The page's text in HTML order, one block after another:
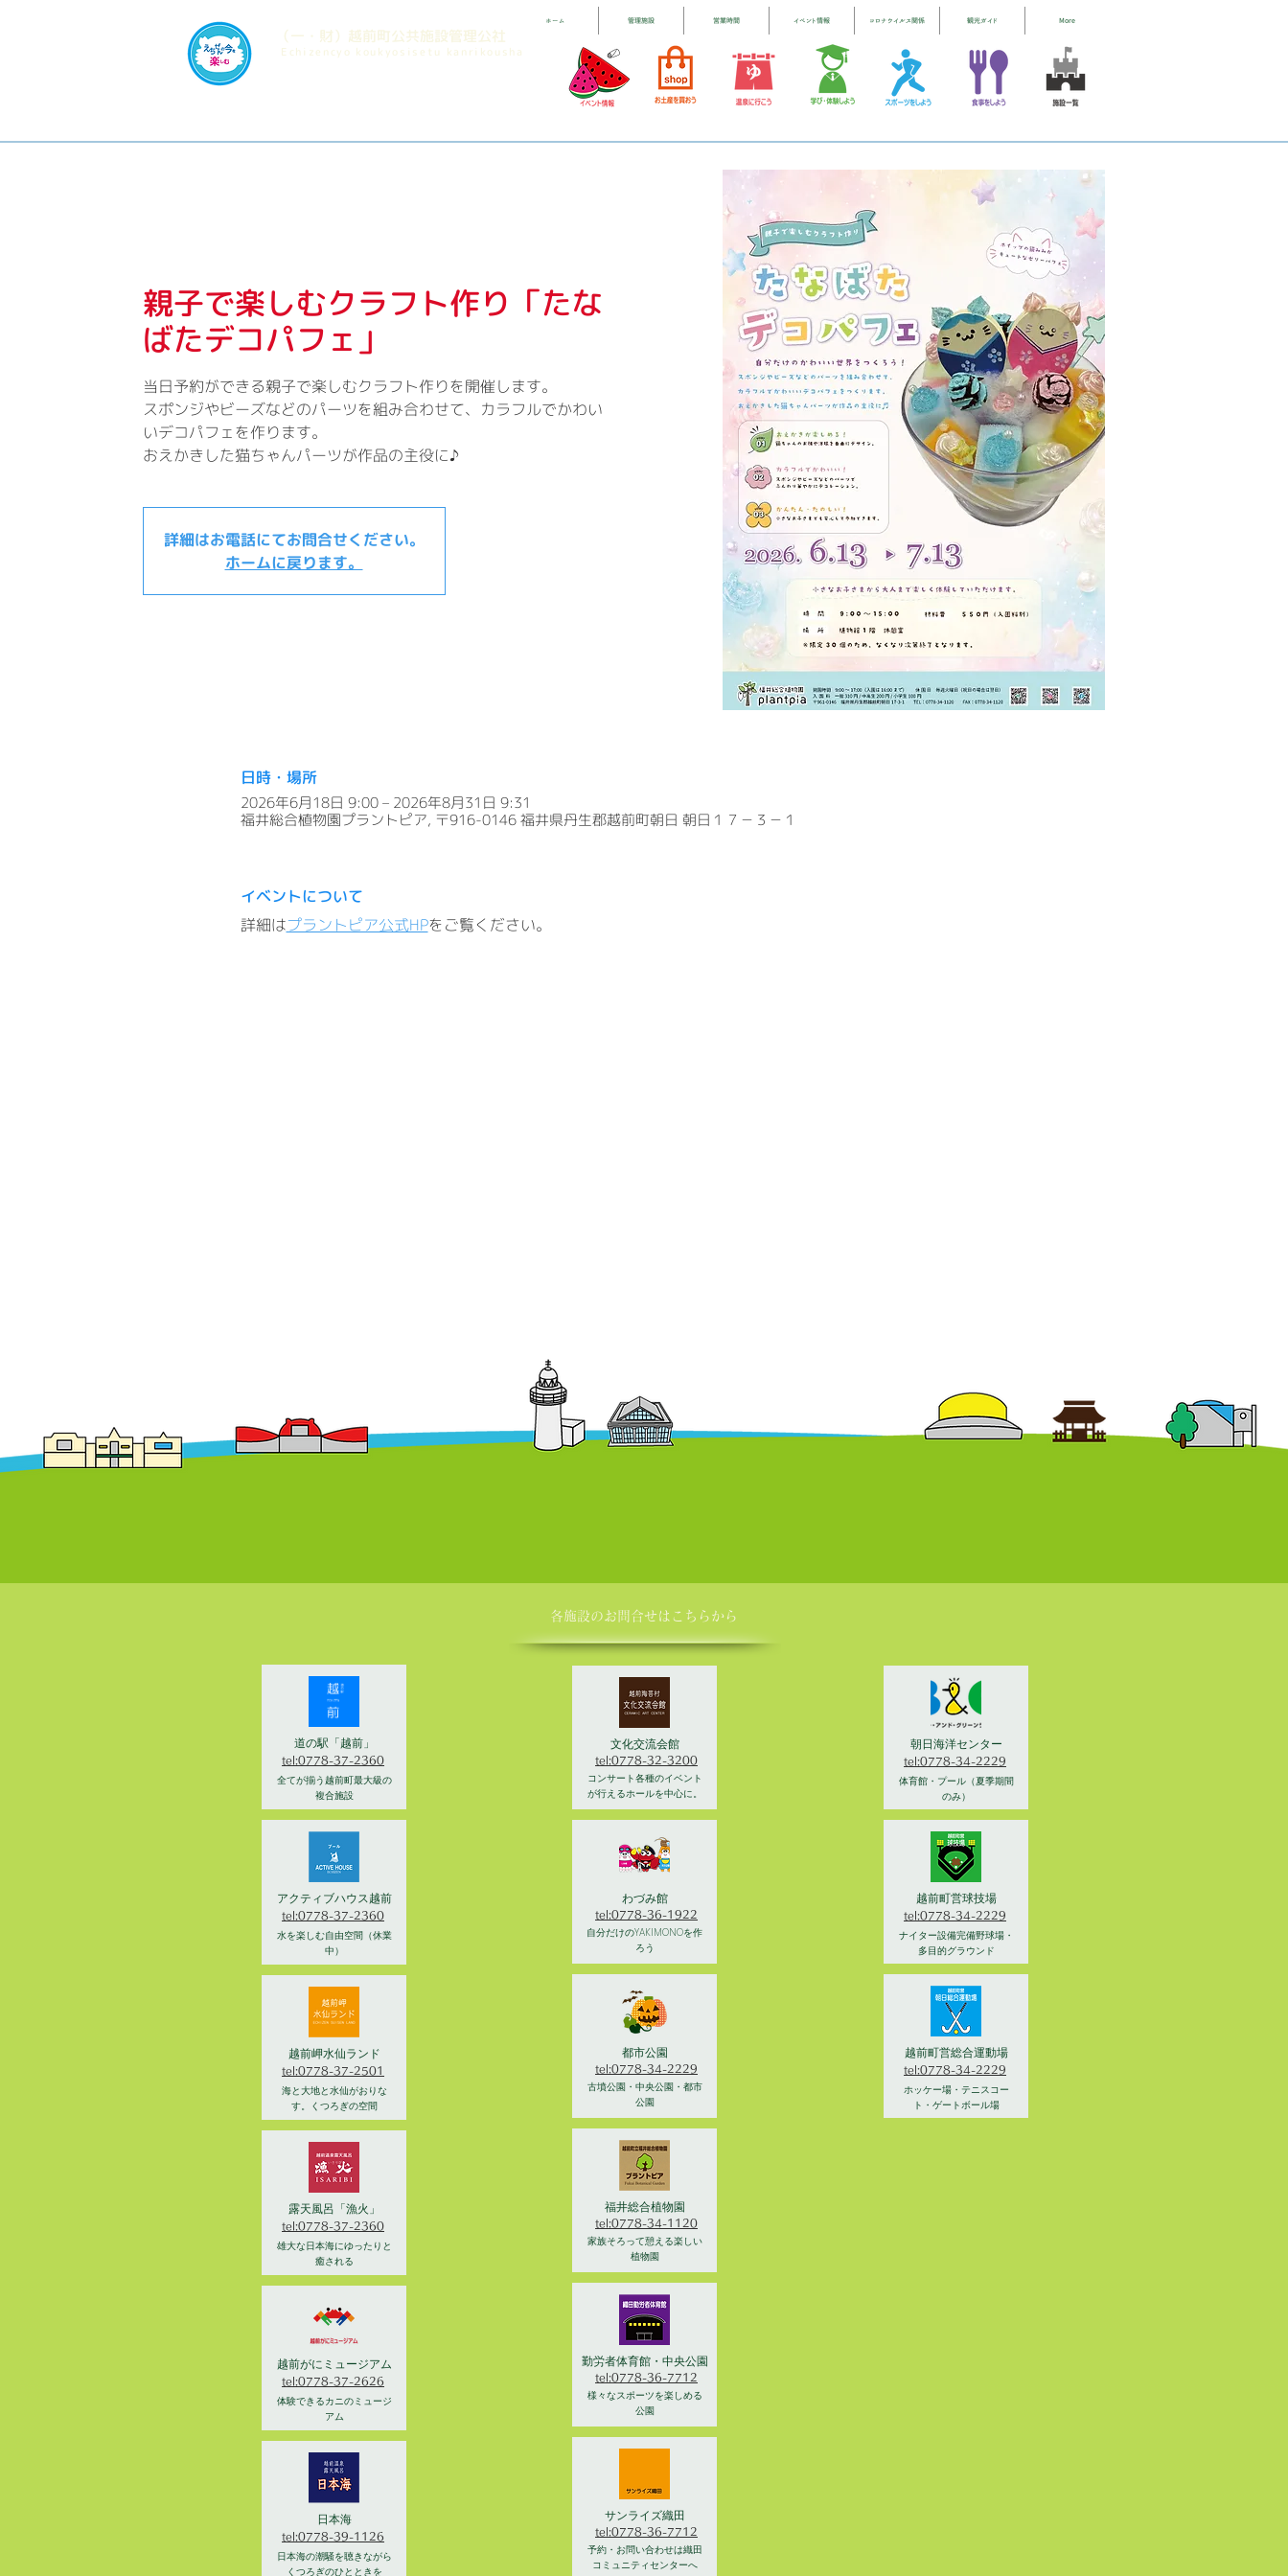
​（一・財）越前町公共施設管理公社
​Echizencyo koukyosisetu kanrikousha
ホーム 管理施設 営業時間 イベント情報 コロナウイルス関係 観光ガイド More
親子で楽しむクラフト作り「たな
ばたデコパフェ」
当日予約ができる親子で楽しむクラフト作りを開催します。
スポンジやビーズなどのパーツを組み合わせて、カラフルでかわい
いデコパフェを作ります。
おえかきした猫ちゃんパーツが作品の主役に♪
詳細はお電話にてお問合せください。
ホームに戻ります。
日時・場所
2026年6月18日 9:00 – 2026年8月31日 9:31
福井総合植物園プラントピア, 〒916-0146 福井県丹生郡越前町朝日 朝日１７－３－１
イベントについて
詳細はプラントピア公式HPをご覧ください。
各施設の​お問合せはこちらから
道の駅「越前」
tel:0778-37-2360
全てが揃う越前町最大級の
複合施設
アクティブハウス越前
tel:0778-37-2360
水を楽しむ自由空間（休業
中）
越前岬水仙ランド
tel:0778-37-2501
海と大地と水仙がおりな
す。くつろぎの空間
露天風呂「漁火」
tel:0778-37-2360
雄大な日本海にゆったりと
癒される
越前がにミュージアム
tel:0778-37-2626
体験できるカニのミュージ
アム
日本海
tel:0778-39-1126
日本海の潮騒を聴きながら
くつろぎのひとときを
文化交流会館
tel:0778-32-3200
コンサート各種のイベント
が行えるホールを中心に。
わづみ館
tel:0778-36-1922
自分だけのYAKIMONOを作
ろう
都市公園
tel:0778-34-2229
古墳公園・中央公園・都市
公園
福井総合植物園
tel:0778-34-1120
家族そろって憩える楽しい
植物園
勤労者体育館・中央公園
tel:0778-36-7712
様々なスポーツを楽しめる
公園
サンライズ織田
tel:0778-36-7712
予約・お問い合わせは織田
コミュニティセンターへ
朝日海洋センター
tel:0778-34-2229
体育館・プール（夏季期間
のみ）
越前町営球技場
tel:0778-34-2229
ナイター設備完備野球場・
多目的グラウンド
越前町営総合運動場
tel:0778-34-2229
ホッケー場・テニスコー
ト・ゲートボール場